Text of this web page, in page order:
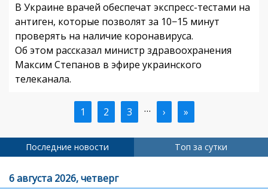
В Украине врачей обеспечат экспресс-тестами на
антиген, которые позволят за 10−15 минут
проверять на наличие коронавируса.
Об этом рассказал министр здравоохранения
Максим Степанов в эфире украинского
телеканала.
Текущая
страница
1 Страница
2 Страница
3 … Следующая
страница
› Последняя
страница
»
Последние новости Топ за сутки
6 августа 2026, четверг